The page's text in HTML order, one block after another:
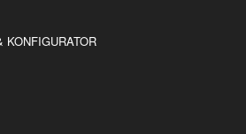
KONFIGURATOR